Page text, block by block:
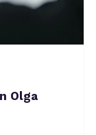
Olga